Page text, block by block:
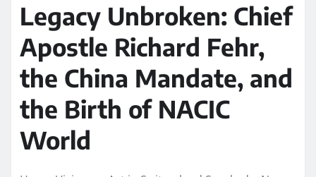
Legacy Unbroken: Chief
Apostle Richard Fehr,
the China Mandate, and
the Birth of NACIC
World